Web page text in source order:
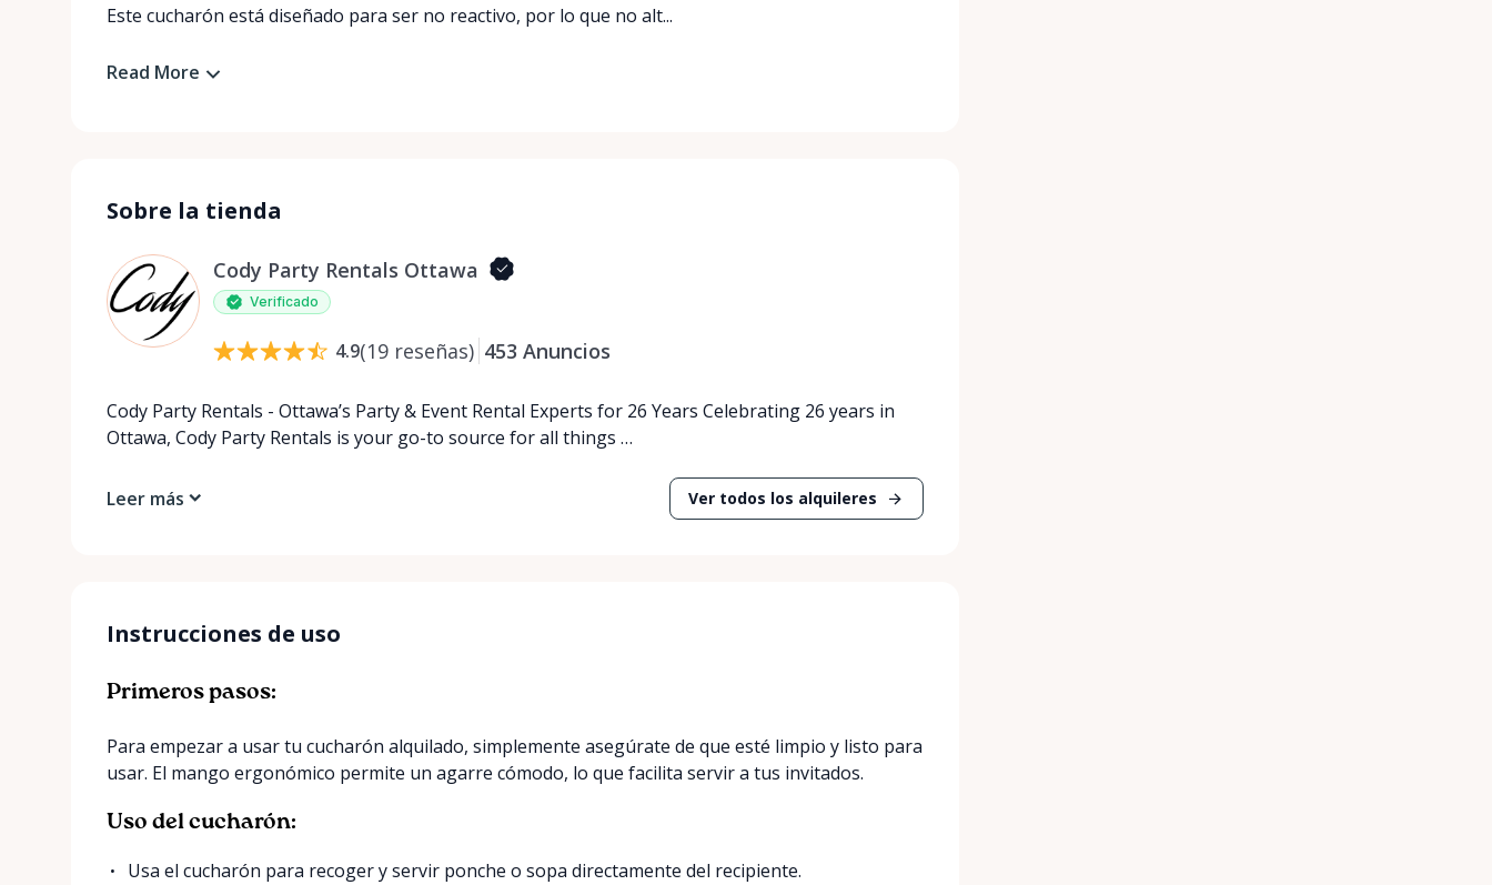
Este cucharón está diseñado para ser no reactivo, por lo que no alt...
Read More
Sobre la tienda
Cody Party Rentals Ottawa
Verificado
4.9(19 reseñas) 453 Anuncios
Cody Party Rentals - Ottawa’s Party & Event Rental Experts for 26 Years Celebrating 26 years in
Ottawa, Cody Party Rentals is your go-to source for all things …
Leer más Ver todos los alquileres
Instrucciones de uso
Primeros pasos:
Para empezar a usar tu cucharón alquilado, simplemente asegúrate de que esté limpio y listo para
usar. El mango ergonómico permite un agarre cómodo, lo que facilita servir a tus invitados.
Uso del cucharón:
Usa el cucharón para recoger y servir ponche o sopa directamente del recipiente.